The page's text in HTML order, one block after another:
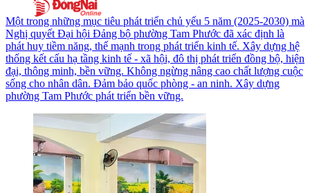
Một trong những mục tiêu phát triển chủ yếu 5 năm (2025-2030) mà
Nghị quyết Đại hội Đảng bộ phường Tam Phước đã xác định là
phát huy tiềm năng, thế mạnh trong phát triển kinh tế. Xây dựng hệ
thống kết cấu hạ tầng kinh tế - xã hội, đô thị phát triển đồng bộ, hiện
đại, thông minh, bền vững. Không ngừng nâng cao chất lượng cuộc
sống cho nhân dân. Đảm bảo quốc phòng - an ninh. Xây dựng
phường Tam Phước phát triển bền vững.